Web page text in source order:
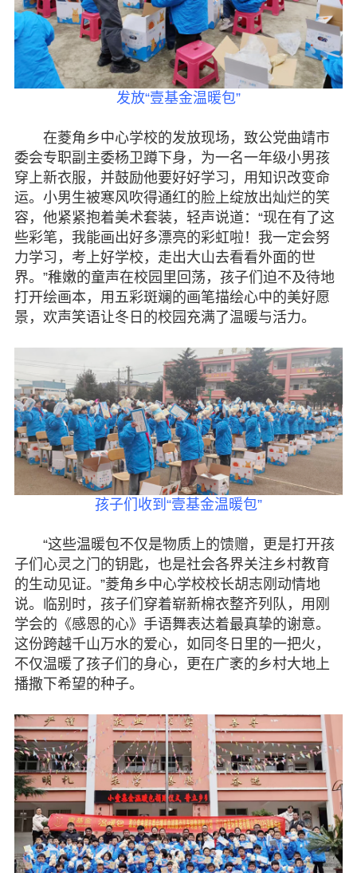
侨海动态
七彩云南
发放“壹基金温暖包”
在菱角乡中心学校的发放现场，致公党曲靖市
委会专职副主委杨卫蹲下身，为一名一年级小男孩
穿上新衣服，并鼓励他要好好学习，用知识改变命
运。小男生被寒风吹得通红的脸上绽放出灿烂的笑
容，他紧紧抱着美术套装，轻声说道：“现在有了这
些彩笔，我能画出好多漂亮的彩虹啦！我一定会努
力学习，考上好学校，走出大山去看看外面的世
界。”稚嫩的童声在校园里回荡，孩子们迫不及待地
打开绘画本，用五彩斑斓的画笔描绘心中的美好愿
景，欢声笑语让冬日的校园充满了温暖与活力。
孩子们收到“壹基金温暖包”
“这些温暖包不仅是物质上的馈赠，更是打开孩
子们心灵之门的钥匙，也是社会各界关注乡村教育
的生动见证。”菱角乡中心学校校长胡志刚动情地
说。临别时，孩子们穿着崭新棉衣整齐列队，用刚
学会的《感恩的心》手语舞表达着最真挚的谢意。
这份跨越千山万水的爱心，如同冬日里的一把火，
不仅温暖了孩子们的身心，更在广袤的乡村大地上
播撒下希望的种子。